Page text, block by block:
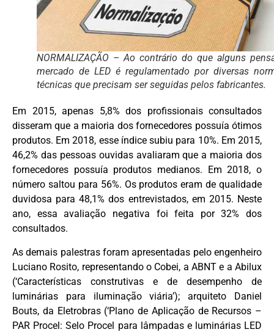
NORMALIZAÇÃO – Ao contrário do que alguns
mercado de LED é regulamentado por diversas
técnicas que precisam ser seguidas pelos fabricantes.
Em 2015, apenas 5,8% dos profissionais consultados
disseram que a maioria dos fornecedores possuía ótimos
produtos. Em 2018, esse índice subiu para 10%. Em 2015,
46,2% das pessoas ouvidas avaliaram que a maioria dos
fornecedores possuía produtos medianos. Em 2018, o
número saltou para 56%. Os produtos eram de qualidade
duvidosa para 48,1% dos entrevistados, em 2015. Neste
ano, essa avaliação negativa foi feita por 32% dos
consultados.
As demais palestras foram apresentadas pelo engenheiro
Luciano Rosito, representando o Cobei, a ABNT e a Abilux
(‘Características construtivas e de desempenho de
luminárias para iluminação viária’); arquiteto Daniel
Bouts, da Eletrobras (‘Plano de Aplicação de Recursos –
PAR Procel: Selo Procel para lâmpadas e luminárias LED